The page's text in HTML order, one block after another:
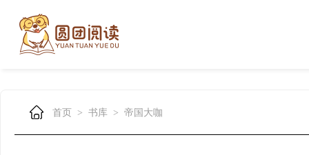
首页 > 书库 > 帝国大咖